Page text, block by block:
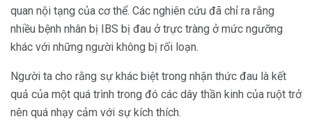
quan nội tạng của cơ thể. Các nghiên cứu đã chỉ ra rằng
nhiều bệnh nhân bị IBS bị đau ở trực tràng ở mức ngưỡng
khác với những người không bị rối loạn.
Người ta cho rằng sự khác biệt trong nhận thức đau là kết
quả của một quá trình trong đó các dây thần kinh của ruột trở
nên quá nhạy cảm với sự kích thích.